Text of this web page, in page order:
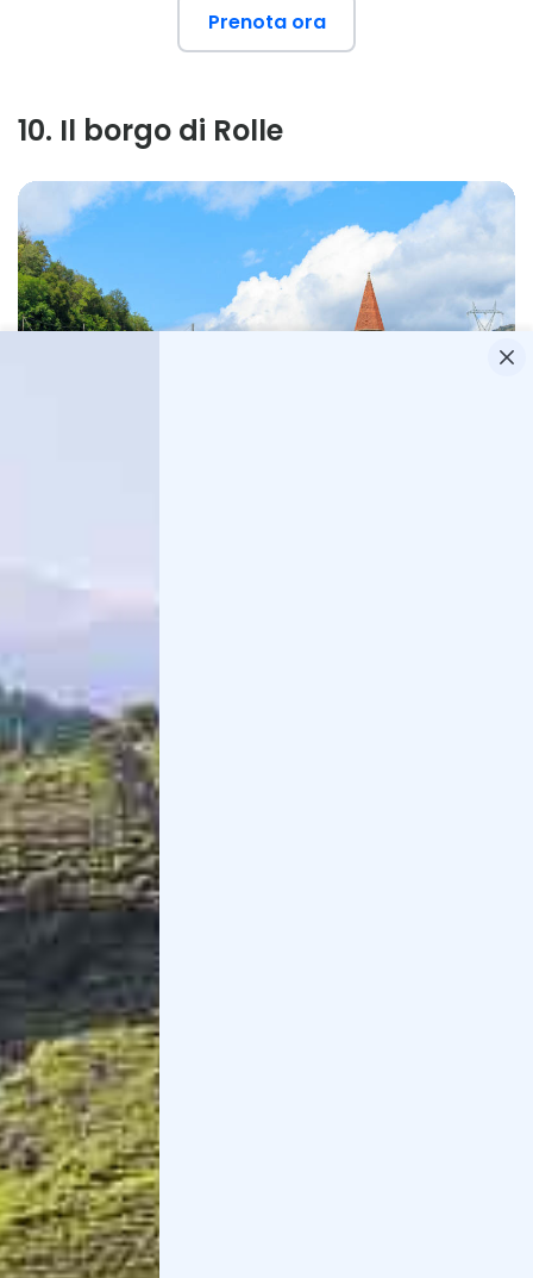
Prenota ora
10. Il borgo di Rolle
Rolleè una frazione di Cison di Valmarino ed è uno
dei borghi più belli del Veneto. Vi consigliamo per
questo di fare una
centro e passare per la piazzetta del paese.
Questo borgo sorge su una
offre una vista spettacolare sui vigneti circostanti.
Proprio dalla piazzetta, è infatti possibile osservare il
panorama.
Holidoit
Il team di autori di Holidoit
Trovi Holidoit su